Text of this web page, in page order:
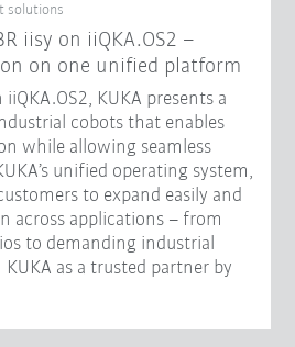
solutions
iisy on iiQKA.OS2 –
on one unified platform
KUKA presents a
cobots that enables
while allowing seamless
unified operating system,
to expand easily and
across applications – from
to demanding industrial
as a trusted partner by